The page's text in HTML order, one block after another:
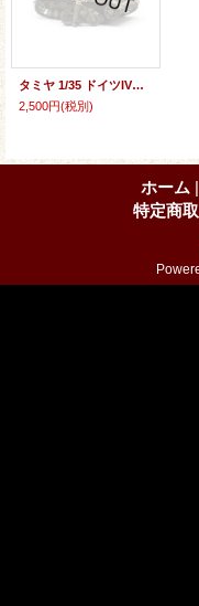
タミヤ 1/35 ドイツIV号戦車F型・伝令バイクセット"北アフリカ戦線"【プラモデル】 ＜特価 50%OFF＞
2,500円(税別)
ホーム |
特定商